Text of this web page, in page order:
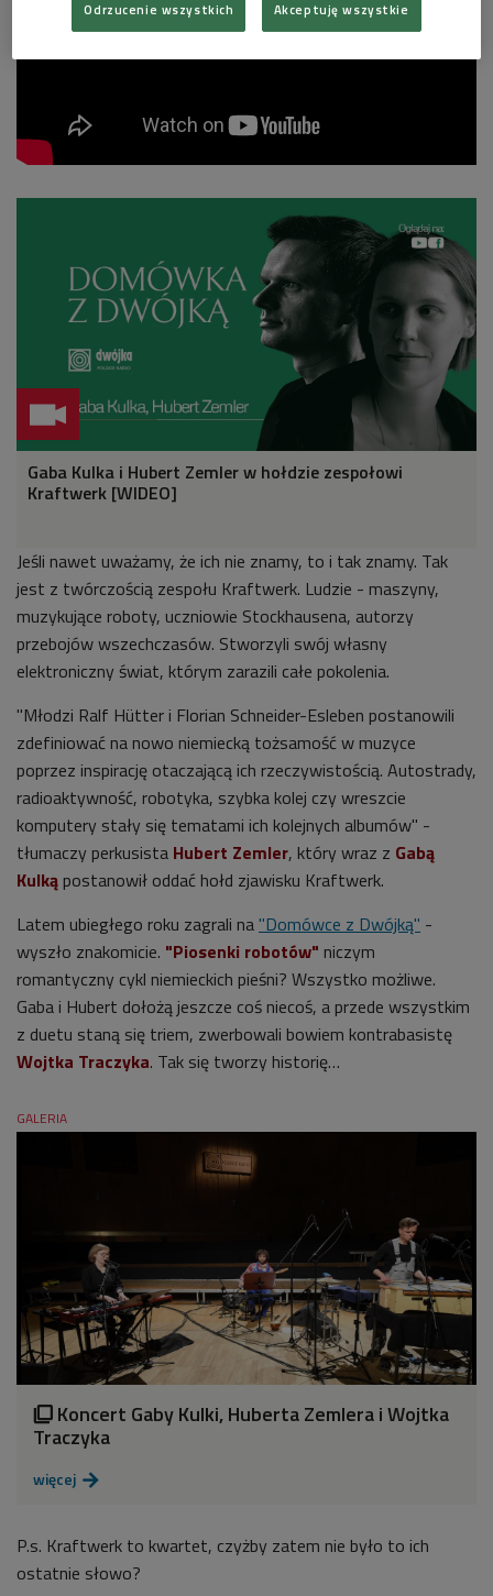
Gaba Kulka i Hubert Zemler w hołdzie zespołowi
Kraftwerk [WIDEO]
Jeśli nawet uważamy, że ich nie znamy, to i tak znamy. Tak
jest z twórczością zespołu Kraftwerk. Ludzie - maszyny,
muzykujące roboty, uczniowie Stockhausena, autorzy
przebojów wszechczasów. Stworzyli swój własny
elektroniczny świat, którym zarazili całe pokolenia.
"Młodzi Ralf Hütter i Florian Schneider-Esleben postanowili
zdefiniować na nowo niemiecką tożsamość w muzyce
poprzez inspirację otaczającą ich rzeczywistością. Autostrady,
radioaktywność, robotyka, szybka kolej czy wreszcie
komputery stały się tematami ich kolejnych albumów" -
tłumaczy perkusista Hubert Zemler, który wraz z Gabą
Kulką postanowił oddać hołd zjawisku Kraftwerk.
Latem ubiegłego roku zagrali na"Domówce z Dwójką" -
wyszło znakomicie. "Piosenki robotów" niczym
romantyczny cykl niemieckich pieśni? Wszystko możliwe.
Gaba i Hubert dołożą jeszcze coś niecoś, a przede wszystkim
z duetu staną się triem, zwerbowali bowiem kontrabasistę
Wojtka Traczyka. Tak się tworzy historię…
GALERIA
 Koncert Gaby Kulki, Huberta Zemlera i Wojtka
Traczyka
więcej 
P.s. Kraftwerk to kwartet, czyżby zatem nie było to ich
ostatnie słowo?
Odrzucenie wszystkich Akceptuję wszystkie